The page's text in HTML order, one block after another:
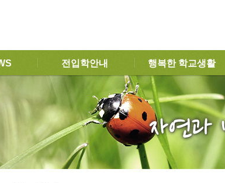
전입학안내 행복한 학교생활